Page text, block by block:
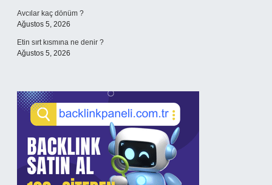
Avcılar kaç dönüm ?
Ağustos 5, 2026
Etin sırt kısmına ne denir ?
Ağustos 5, 2026